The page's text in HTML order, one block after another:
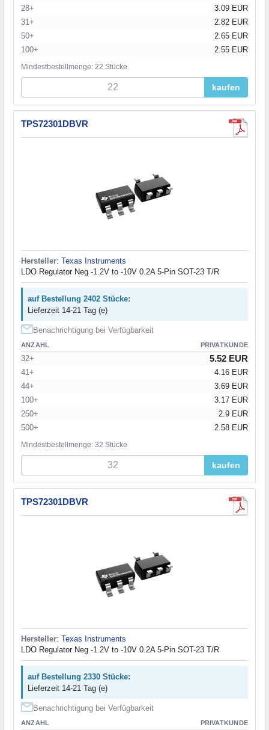
28+
3.09 EUR
31+
2.82 EUR
50+
2.65 EUR
100+
2.55 EUR
Mindestbestellmenge: 22 Stücke
kaufen
TPS72301DBVR
Hersteller: Texas Instruments
LDO Regulator Neg -1.2V to -10V 0.2A 5-Pin SOT-23 T/R
auf Bestellung 2402 Stücke:
Lieferzeit 14-21 Tag (e)
Benachrichtigung bei Verfügbarkeit
ANZAHL PRIVATKUNDE
32+ 5.52 EUR
41+
4.16 EUR
44+
3.69 EUR
100+
3.17 EUR
250+
2.9 EUR
500+
2.58 EUR
Mindestbestellmenge: 32 Stücke
kaufen
TPS72301DBVR
Hersteller: Texas Instruments
LDO Regulator Neg -1.2V to -10V 0.2A 5-Pin SOT-23 T/R
auf Bestellung 2330 Stücke:
Lieferzeit 14-21 Tag (e)
Benachrichtigung bei Verfügbarkeit
ANZAHL PRIVATKUNDE